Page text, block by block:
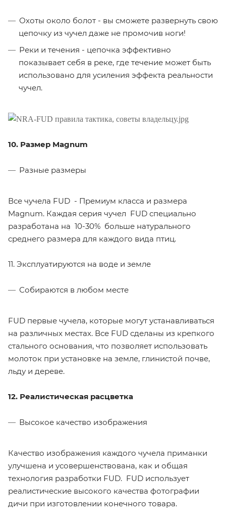
Охоты около болот - вы сможете развернуть свою
цепочку из чучел даже не промочив ноги!
Реки и течения - цепочка эффективно
показывает себя в реке, где течение может быть
использовано для усиления эффекта реальности
чучел.
10. Размер Magnum
Разные размеры
Все чучела FUD - Премиум класса и размера
Magnum. Каждая серия чучел FUD специально
разработана на 10-30% больше натурального
среднего размера для каждого вида птиц.
11. Эксплуатируются на воде и земле
Собираются в любом месте
FUD первые чучела, которые могут устанавливаться
на различных местах. Все FUD сделаны из крепкого
стального основания, что позволяет использовать
молоток при установке на земле, глинистой почве,
льду и дереве.
12. Реалистическая расцветка
Высокое качество изображения
Качество изображения каждого чучела приманки
улучшена и усовершенствована, как и общая
технология разработки FUD. FUD использует
реалистические высокого качества фотографии
дичи при изготовлении конечного товара.